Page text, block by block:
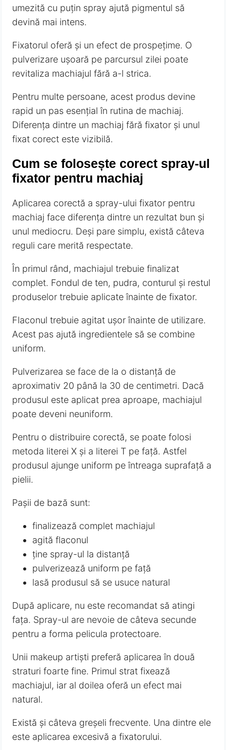
umezită cu puțin spray ajută pigmentul să
devină mai intens.
Fixatorul oferă și un efect de prospețime. O
pulverizare ușoară pe parcursul zilei poate
revitaliza machiajul fără a-l strica.
Pentru multe persoane, acest produs devine
rapid un pas esențial în rutina de machiaj.
Diferența dintre un machiaj fără fixator și unul
fixat corect este vizibilă.
Cum se folosește corect spray-ul
fixator pentru machiaj
Aplicarea corectă a spray-ului fixator pentru
machiaj face diferența dintre un rezultat bun și
unul mediocru. Deși pare simplu, există câteva
reguli care merită respectate.
În primul rând, machiajul trebuie finalizat
complet. Fondul de ten, pudra, conturul și restul
produselor trebuie aplicate înainte de fixator.
Flaconul trebuie agitat ușor înainte de utilizare.
Acest pas ajută ingredientele să se combine
uniform.
Pulverizarea se face de la o distanță de
aproximativ 20 până la 30 de centimetri. Dacă
produsul este aplicat prea aproape, machiajul
poate deveni neuniform.
Pentru o distribuire corectă, se poate folosi
metoda literei X și a literei T pe față. Astfel
produsul ajunge uniform pe întreaga suprafață a
pielii.
Pașii de bază sunt:
finalizează complet machiajul
agită flaconul
ține spray-ul la distanță
pulverizează uniform pe față
lasă produsul să se usuce natural
După aplicare, nu este recomandat să atingi
fața. Spray-ul are nevoie de câteva secunde
pentru a forma pelicula protectoare.
Unii makeup artiști preferă aplicarea în două
straturi foarte fine. Primul strat fixează
machiajul, iar al doilea oferă un efect mai
natural.
Există și câteva greșeli frecvente. Una dintre ele
este aplicarea excesivă a fixatorului.